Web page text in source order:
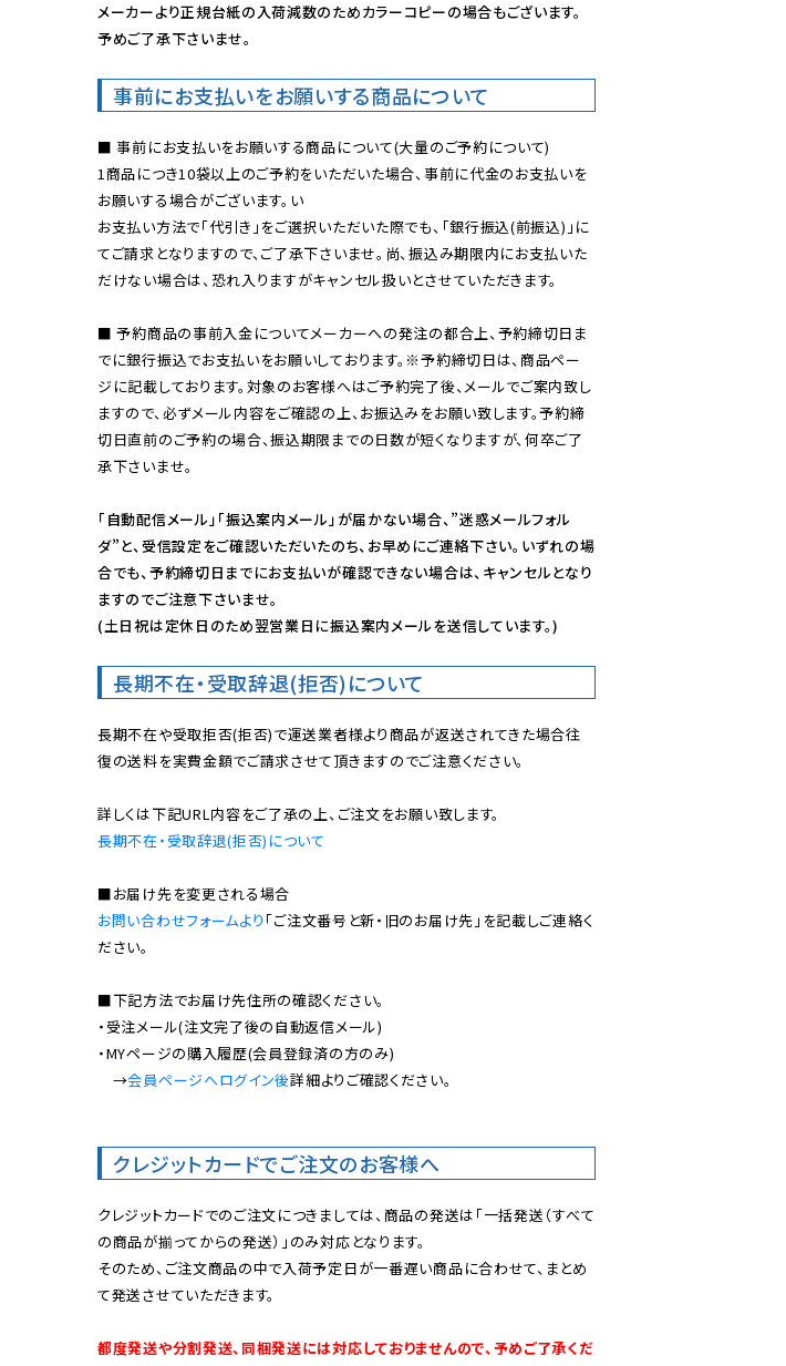
メーカーより正規台紙の入荷減数のためカラーコピーの場合もございます。
予めご了承下さいませ。
事前にお支払いをお願いする商品について
■ 事前にお支払いをお願いする商品について(大量のご予約について)
1商品につき10袋以上のご予約をいただいた場合、事前に代金のお支払いを
お願いする場合がございます。い
お支払い方法で「代引き」をご選択いただいた際でも、「銀行振込(前振込)」に
てご請求となりますので、ご了承下さいませ。尚、振込み期限内にお支払いた
だけない場合は、恐れ入りますがキャンセル扱いとさせていただきます。
■ 予約商品の事前入金についてメーカーへの発注の都合上、予約締切日ま
でに銀行振込でお支払いをお願いしております。※予約締切日は、商品ペー
ジに記載しております。対象のお客様へはご予約完了後、メールでご案内致し
ますので、必ずメール内容をご確認の上、お振込みをお願い致します。予約締
切日直前のご予約の場合、振込期限までの日数が短くなりますが、何卒ご了
承下さいませ。
「自動配信メール」「振込案内メール」が届かない場合、”迷惑メールフォル
ダ”と、受信設定をご確認いただいたのち、お早めにご連絡下さい。いずれの場
合でも、予約締切日までにお支払いが確認できない場合は、キャンセルとなり
ますのでご注意下さいませ。
(土日祝は定休日のため翌営業日に振込案内メールを送信しています。)
長期不在・受取辞退(拒否)について
長期不在や受取拒否(拒否)で運送業者様より商品が返送されてきた場合往
復の送料を実費金額でご請求させて頂きますのでご注意ください。
長期不在・受取辞退(拒否)について
お問い合わせフォームより 「ご注文番号と新・旧のお届け先」を記載しご連絡く
ださい。
■下記方法でお届け先住所の確認ください。
・受注メール(注文完了後の自動返信メール)
・MYページの購入履歴(会員登録済の方のみ)
→会員ページへログイン後詳細よりご確認ください。
クレジットカードでご注文のお客様へ
クレジットカードでのご注文につきましては、商品の発送は「一括発送（すべて
の商品が揃ってからの発送）」のみ対応となります。
そのため、ご注文商品の中で入荷予定日が一番遅い商品に合わせて、まとめ
て発送させていただきます。
都度発送や分割発送、同梱発送には対応しておりませんので、予めご了承くだ